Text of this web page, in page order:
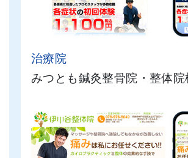
治療院
みつとも鍼灸整骨院・整体院